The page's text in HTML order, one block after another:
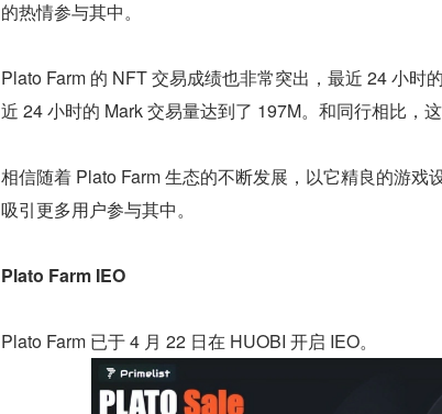
的热情参与其中。
Plato Farm 的 NFT 交易成绩也非常突出，最近 24 小时
近 24 小时的 Mark 交易量达到了 197M。和同行相比，
相信随着 Plato Farm 生态的不断发展，以它精良的游戏
吸引更多用户参与其中。
Plato Farm IEO
Plato Farm 已于 4 月 22 日在 HUOBI 开启 IEO。